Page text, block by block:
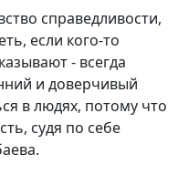
справедливости,
если кого-то
- всегда
и доверчивый
в людях, потому что
судя по себе